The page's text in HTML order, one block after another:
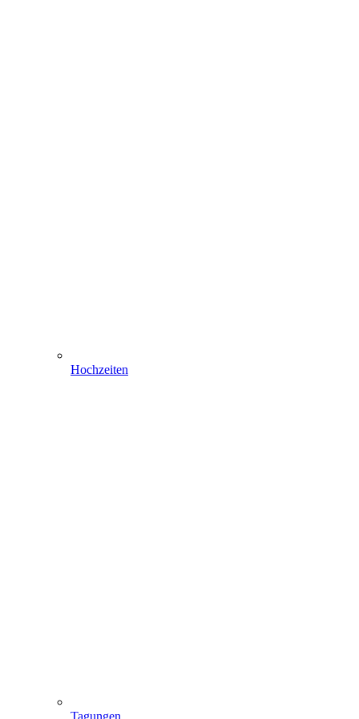
Hochzeiten
Tagungen